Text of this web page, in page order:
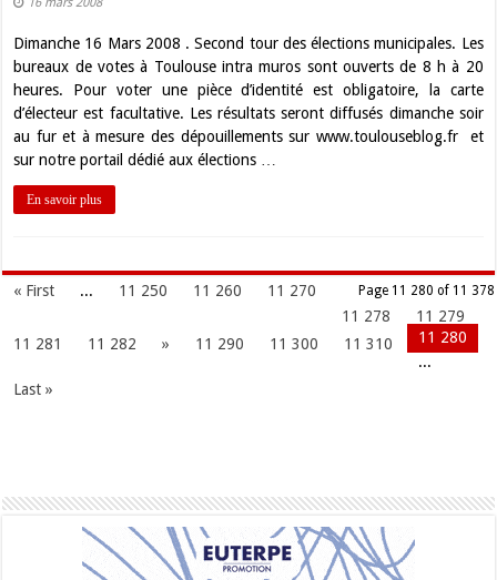
Dimanche 16 Mars 2008 . Second tour des élections municipales. Les
bureaux de votes à Toulouse intra muros sont ouverts de 8 h à 20
heures. Pour voter une pièce d’identité est obligatoire, la carte
d’électeur est facultative. Les résultats seront diffusés dimanche soir
au fur et à mesure des dépouillements sur www.toulouseblog.fr et
sur notre portail dédié aux élections …
En savoir plus
Page 11 280 of 11 378
« First ... 11 250 11 260
11 270
11 278
11 279
11 280
11 281 11 282 » 11 290 11 300
11 310
...
Last »